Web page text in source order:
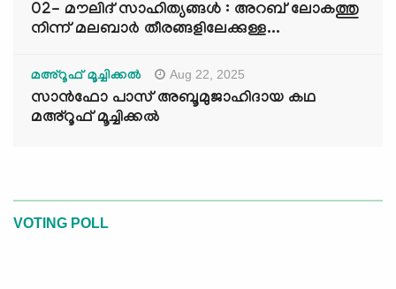
02- മൗലിദ് സാഹിത്യങ്ങൾ : അറബ് ലോകത്തു
നിന്ന് മലബാർ തീരങ്ങളിലേക്കുള്ള...
മഅ്റൂഫ് മൂച്ചിക്കല്‍ Aug 22, 2025
സാൻഫോ പാസ് അബൂമുജാഹിദായ കഥ
മഅ്റൂഫ് മൂച്ചിക്കല്‍
VOTING POLL